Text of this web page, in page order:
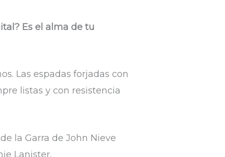
Es el alma de tu
Las espadas forjadas con
listas y con resistencia
la Garra de John Nieve
Lanister.